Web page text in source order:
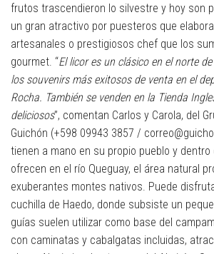
frutos trascendieron lo silvestre y hoy son
un gran atractivo por puesteros que
artesanales o prestigiosos chef que los
gourmet. “El licor es un clásico en el norte
los souvenirs más exitosos de venta en el
Rocha. También se venden en la Tienda
deliciosos”, comentan Carlos y Carola, del
Guichón (+598 09943 3857 /
tienen a mano en su propio pueblo y
ofrecen en el río Queguay, el área natural
exuberantes montes nativos. Puede
cuchilla de Haedo, donde subsiste un
guías suelen utilizar como base del
con caminatas y cabalgatas incluidas,